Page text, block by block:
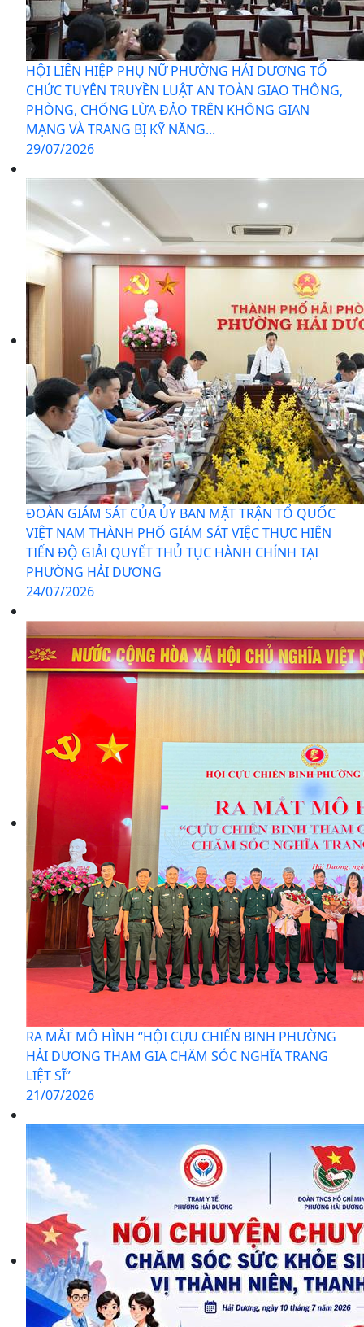
HỘI LIÊN HIỆP PHỤ NỮ PHƯỜNG HẢI DƯƠNG TỔ
CHỨC TUYÊN TRUYỀN LUẬT AN TOÀN GIAO THÔNG,
PHÒNG, CHỐNG LỪA ĐẢO TRÊN KHÔNG GIAN
MẠNG VÀ TRANG BỊ KỸ NĂNG...
29/07/2026
ĐOÀN GIÁM SÁT CỦA ỦY BAN MẶT TRẬN TỔ QUỐC
VIỆT NAM THÀNH PHỐ GIÁM SÁT VIỆC THỰC HIỆN
TIẾN ĐỘ GIẢI QUYẾT THỦ TỤC HÀNH CHÍNH TẠI
PHƯỜNG HẢI DƯƠNG
24/07/2026
RA MẮT MÔ HÌNH “HỘI CỰU CHIẾN BINH PHƯỜNG
HẢI DƯƠNG THAM GIA CHĂM SÓC NGHĨA TRANG
LIỆT SĨ”
21/07/2026